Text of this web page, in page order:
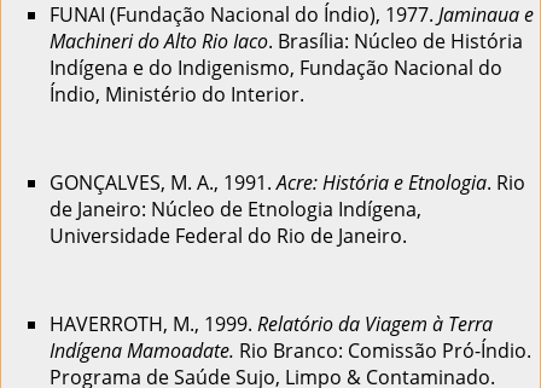
FUNAI (Fundação Nacional do Índio), 1977. Jaminaua e
Machineri do Alto Rio Iaco. Brasília: Núcleo de História
Indígena e do Indigenismo, Fundação Nacional do
Índio, Ministério do Interior.
GONÇALVES, M. A., 1991.Acre: História e Etnologia. Rio
de Janeiro: Núcleo de Etnologia Indígena,
Universidade Federal do Rio de Janeiro.
HAVERROTH, M., 1999. Relatório da Viagem à Terra
Indígena Mamoadate. Rio Branco: Comissão Pró-Índio.
Programa de Saúde Sujo, Limpo & Contaminado.